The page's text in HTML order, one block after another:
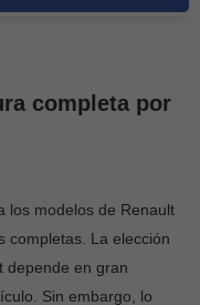
completa por
los modelos de Renault
completas. La elección
depende en gran
Sin embargo, lo